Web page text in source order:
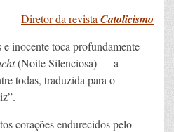
Diretor da revista Catolicismo
e inocente toca profundamente
(Noite Silenciosa) — a
todas, traduzida para o
corações endurecidos pelo